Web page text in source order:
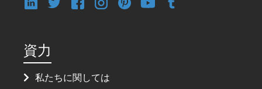
資力
私たちに関しては